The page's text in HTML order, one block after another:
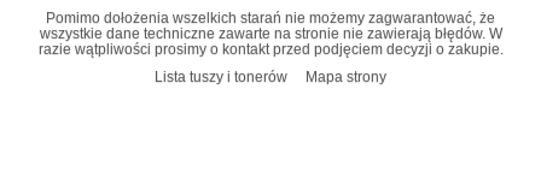
Pomimo dołożenia wszelkich starań nie możemy zagwarantować, że
wszystkie dane techniczne zawarte na stronie nie zawierają błędów. W
razie wątpliwości prosimy o kontakt przed podjęciem decyzji o zakupie.
Lista tuszy i tonerów
Mapa strony